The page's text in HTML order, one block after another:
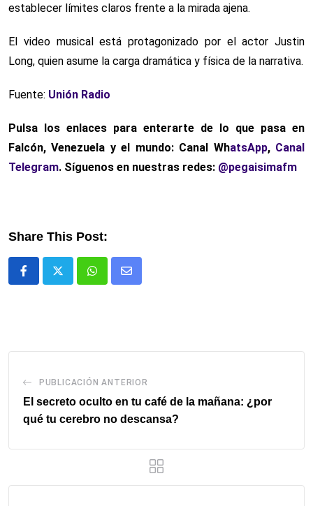
establecer límites claros frente a la mirada ajena.
El video musical está protagonizado por el actor Justin
Long, quien asume la carga dramática y física de la narrativa.
Fuente: Unión Radio
Pulsa los enlaces para enterarte de lo que pasa en
Falcón, Venezuela y el mundo: Canal WhatsApp, Canal
Telegram. Síguenos en nuestras redes: @pegaisimafm
Share This Post:
WhatsappComparte
PUBLICACIÓN ANTERIOR
El secreto oculto en tu café de la mañana: ¿por
qué tu cerebro no descansa?